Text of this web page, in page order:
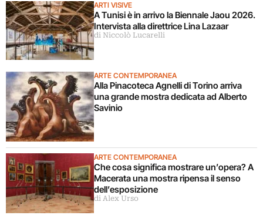
ARTI VISIVE
A Tunisi è in arrivo la Biennale Jaou 2026.
Intervista alla direttrice Lina Lazaar
di Niccolò Lucarelli
ARTE CONTEMPORANEA
Alla Pinacoteca Agnelli di Torino arriva
una grande mostra dedicata ad Alberto
Savinio
ARTE CONTEMPORANEA
Che cosa significa mostrare un’opera? A
Macerata una mostra ripensa il senso
dell’esposizione
di Alex Urso